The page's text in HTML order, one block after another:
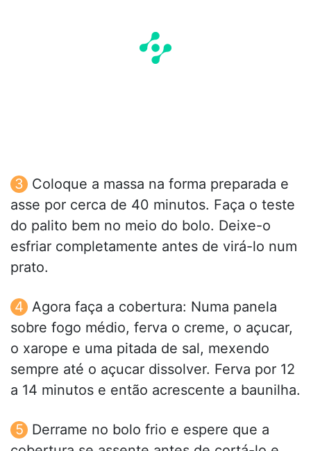
Coloque a massa na forma preparada e
asse por cerca de 40 minutos. Faça o teste
do palito bem no meio do bolo. Deixe-o
esfriar completamente antes de virá-lo num
prato.
Agora faça a cobertura: Numa panela
sobre fogo médio, ferva o creme, o açucar,
o xarope e uma pitada de sal, mexendo
sempre até o açucar dissolver. Ferva por 12
a 14 minutos e então acrescente a baunilha.
Derrame no bolo frio e espere que a